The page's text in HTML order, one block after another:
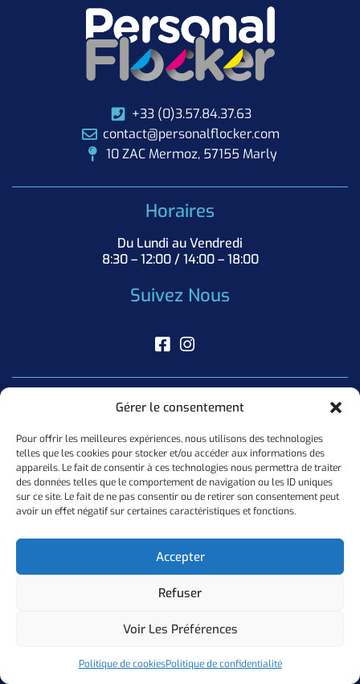
Gérer le consentement
Pour offrir les meilleures expériences, nous utilisons des technologies
telles que les cookies pour stocker et/ou accéder aux informations des
appareils. Le fait de consentir à ces technologies nous permettra de traiter
des données telles que le comportement de navigation ou les ID uniques
sur ce site. Le fait de ne pas consentir ou de retirer son consentement peut
avoir un effet négatif sur certaines caractéristiques et fonctions.
Accepter
Refuser
Voir Les Préférences
Politique de cookiesPolitique de confidentialité
+33 (0)3.57.84.37.63
contact@personalflocker.com
10 ZAC Mermoz, 57155 Marly
Horaires
Du Lundi au Vendredi
8:30 – 12:00 / 14:00 – 18:00
Suivez Nous
Liens Utiles
Créez Votre Boutique
Politique De Confidentialité
Politique De Cookies (UE)
Newsletter
Nos Offres